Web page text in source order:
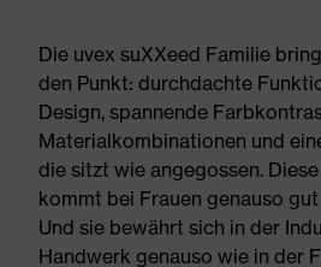
Die uvex suXXeed Familie
den Punkt: durchdachte
Design, spannende
Materialkombinationen und
die sitzt wie angegossen.
kommt bei Frauen genauso
Und sie bewährt sich in der
Handwerk genauso wie in der